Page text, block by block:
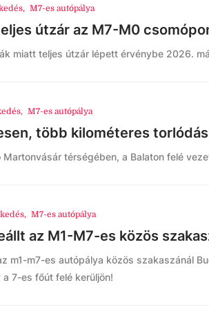
, M7-es autópálya
útzár az M7-M0
miatt teljes útzár lépett érvénybe 2026.
, M7-es autópálya
több kilométeres
térségében, a Balaton felé
, M7-es autópálya
az M1-M7-es közös
m1-m7-es autópálya közös szakaszánál
7-es főút felé kerüljön!